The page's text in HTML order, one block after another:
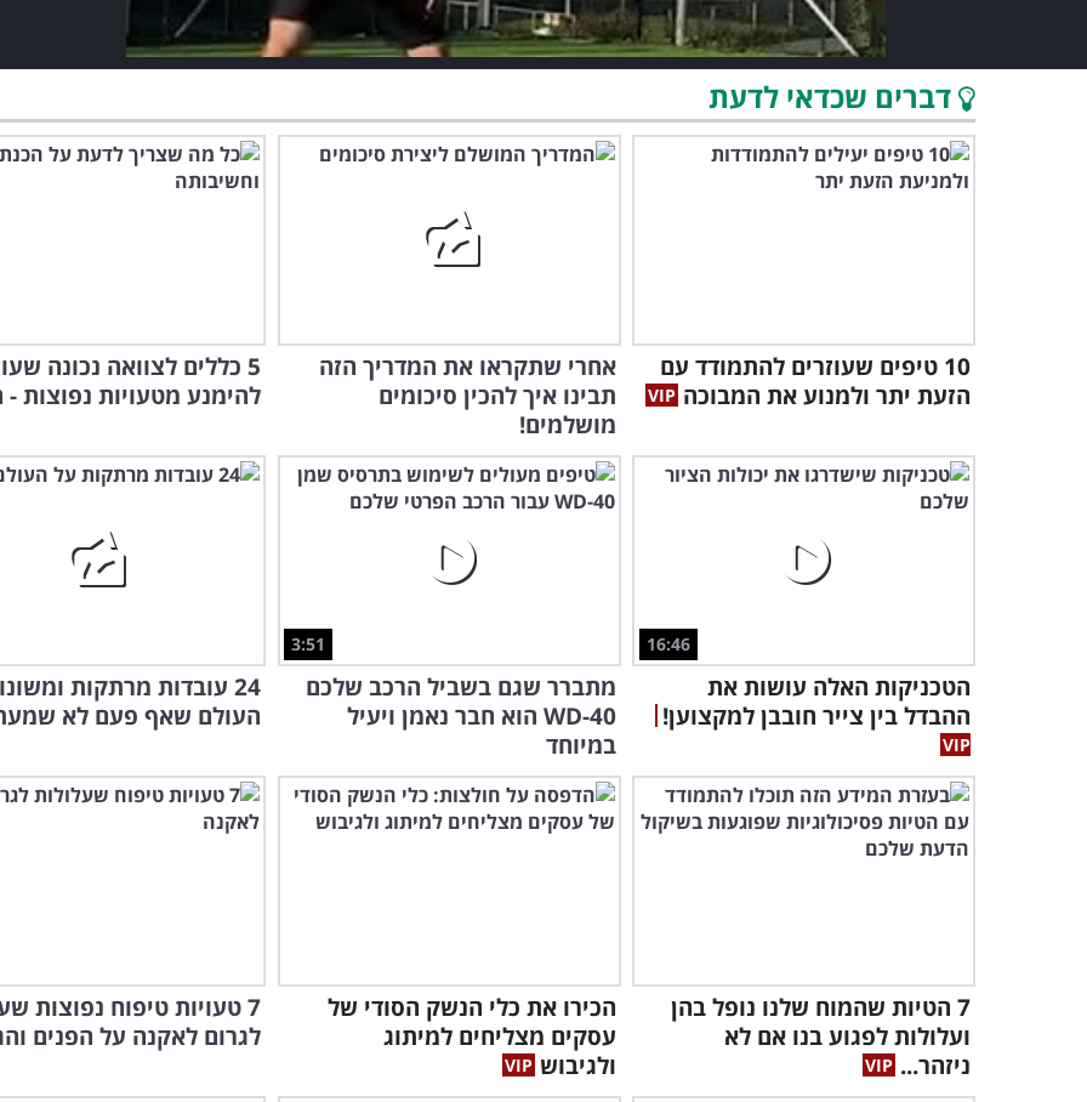
00:00 /01:05
דברים שכדאי לדעת
10 טיפים שעוזרים להתמודד עם
הזעת יתר ולמנוע את המבוכה
אחרי שתקראו את המדריך הזה
תבינו איך להכין סיכומים
מושלמים!
5 כללים לצוואה נכונה
להימנע מטעויות נפוצות
16:46
הטכניקות האלה עושות את
ההבדל בין צייר חובבן למקצוען!
3:51
מתברר שגם בשביל הרכב שלכם
WD-40 הוא חבר נאמן ויעיל
במיוחד
24 עובדות מרתקות
העולם שאף פעם לא
7 הטיות שהמוח שלנו נופל בהן
ועלולות לפגוע בנו אם לא
ניזהר...
הכירו את כלי הנשק הסודי של
עסקים מצליחים למיתוג
ולגיבוש
7 טעויות טיפוח נפוצות
לגרום לאקנה על הפנים